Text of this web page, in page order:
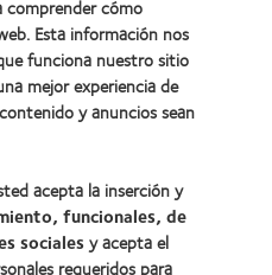
comprender cómo
Esta información nos
funciona nuestro sitio
mejor experiencia de
y anuncios sean
acepta la inserción y
funcionales, de
socialesy acepta el
requeridos para